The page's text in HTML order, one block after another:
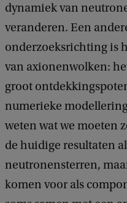
dynamiek van
veranderen. Een
onderzoeksrichting is
van axionenwolken:
groot
numerieke
weten wat we moeten
de huidige resultaten
neutronensterren,
komen voor als